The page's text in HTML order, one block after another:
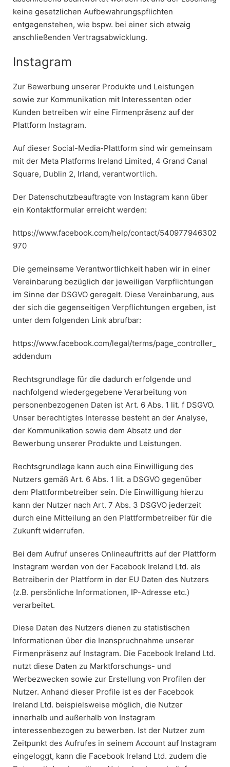
keine gesetzlichen Aufbewahrungspflichten
entgegenstehen, wie bspw. bei einer sich etwaig
anschließenden Vertragsabwicklung.
Instagram
Zur Bewerbung unserer Produkte und Leistungen
sowie zur Kommunikation mit Interessenten oder
Kunden betreiben wir eine Firmenpräsenz auf der
Plattform Instagram.
Auf dieser Social-Media-Plattform sind wir gemeinsam
mit der Meta Platforms Ireland Limited, 4 Grand Canal
Square, Dublin 2, Irland, verantwortlich.
Der Datenschutzbeauftragte von Instagram kann über
ein Kontaktformular erreicht werden:
https://www.facebook.com/help/contact/540977946302
970
Die gemeinsame Verantwortlichkeit haben wir in einer
Vereinbarung bezüglich der jeweiligen Verpflichtungen
im Sinne der DSGVO geregelt. Diese Vereinbarung, aus
der sich die gegenseitigen Verpflichtungen ergeben, ist
unter dem folgenden Link abrufbar:
https://www.facebook.com/legal/terms/page_controller_
addendum
Rechtsgrundlage für die dadurch erfolgende und
nachfolgend wiedergegebene Verarbeitung von
personenbezogenen Daten ist Art. 6 Abs. 1 lit. f DSGVO.
Unser berechtigtes Interesse besteht an der Analyse,
der Kommunikation sowie dem Absatz und der
Bewerbung unserer Produkte und Leistungen.
Rechtsgrundlage kann auch eine Einwilligung des
Nutzers gemäß Art. 6 Abs. 1 lit. a DSGVO gegenüber
dem Plattformbetreiber sein. Die Einwilligung hierzu
kann der Nutzer nach Art. 7 Abs. 3 DSGVO jederzeit
durch eine Mitteilung an den Plattformbetreiber für die
Zukunft widerrufen.
Bei dem Aufruf unseres Onlineauftritts auf der Plattform
Instagram werden von der Facebook Ireland Ltd. als
Betreiberin der Plattform in der EU Daten des Nutzers
(z.B. persönliche Informationen, IP-Adresse etc.)
verarbeitet.
Diese Daten des Nutzers dienen zu statistischen
Informationen über die Inanspruchnahme unserer
Firmenpräsenz auf Instagram. Die Facebook Ireland Ltd.
nutzt diese Daten zu Marktforschungs- und
Werbezwecken sowie zur Erstellung von Profilen der
Nutzer. Anhand dieser Profile ist es der Facebook
Ireland Ltd. beispielsweise möglich, die Nutzer
innerhalb und außerhalb von Instagram
interessenbezogen zu bewerben. Ist der Nutzer zum
Zeitpunkt des Aufrufes in seinem Account auf Instagram
eingeloggt, kann die Facebook Ireland Ltd. zudem die